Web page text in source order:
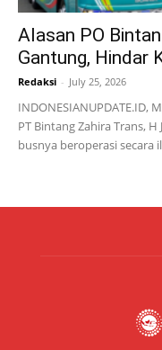
Alasan PO
Gantung, Hindar
Redaksi - July 25, 2026
INDONESIANUPDATE.ID,
PT Bintang Zahira Trans,
busnya beroperasi secara